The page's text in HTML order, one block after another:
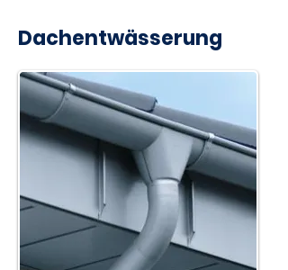
Dachentwässerung